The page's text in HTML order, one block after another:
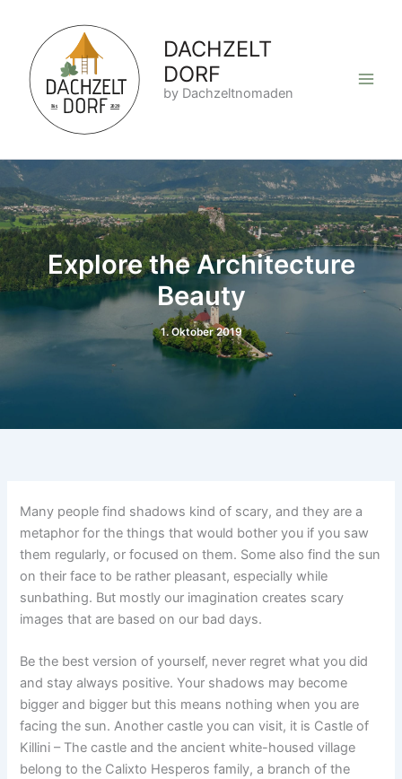
springen
DACHZELT
DORF
by Dachzeltnomaden
Explore the Architecture
Beauty
1. Oktober 2019
Many people find shadows kind of scary, and they are a
metaphor for the things that would bother you if you saw
them regularly, or focused on them. Some also find the sun
on their face to be rather pleasant, especially while
sunbathing. But mostly our imagination creates scary
images that are based on our bad days.
Be the best version of yourself, never regret what you did
and stay always positive. Your shadows may become
bigger and bigger but this means nothing when you are
facing the sun. Another castle you can visit, it is Castle of
Killini – The castle and the ancient white-housed village
belong to the Calixto Hesperos family, a branch of the